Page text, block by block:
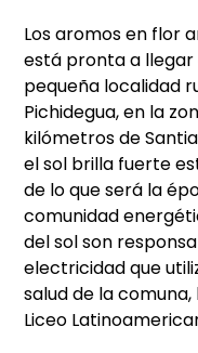
Los aromos en flor
está pronta a llegar
pequeña localidad
Pichidegua, en la
kilómetros de
el sol brilla fuerte
de lo que será la
comunidad
del sol son
electricidad que
salud de la
Liceo